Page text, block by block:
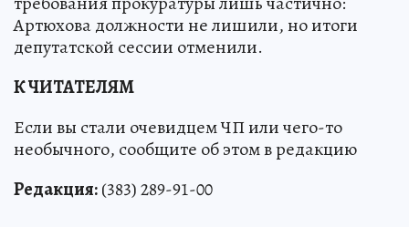
Артюхова должности не лишили, но итоги
депутатской сессии отменили.
К ЧИТАТЕЛЯМ
Если вы стали очевидцем ЧП или чего-то
необычного, сообщите об этом в редакцию
Редакция:(383) 289-91-00